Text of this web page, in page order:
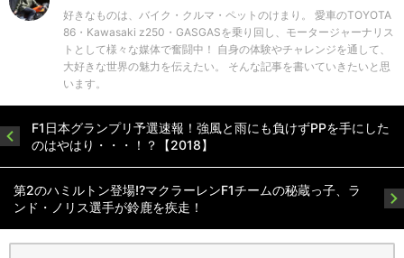
好きなものは、バイク・クルマ・ペットのけまり。 愛車のTOYOTA
86・Kawasaki z250・GASGASを乗り回し、モータージャーナリス
トとして様々な媒体で奮闘中！ 自身の体験やチャレンジを通して、
大好きな世界の魅力を伝えたい。 そんな記事を書いていきたいと思
います。
F1日本グランプリ予選速報！強風と雨にも負けずPPを手にした
のはやはり・・・！？【2018】
第2のハミルトン登場!?マクラーレンF1チームの秘蔵っ子、ラ
ンド・ノリス選手が鈴鹿を疾走！